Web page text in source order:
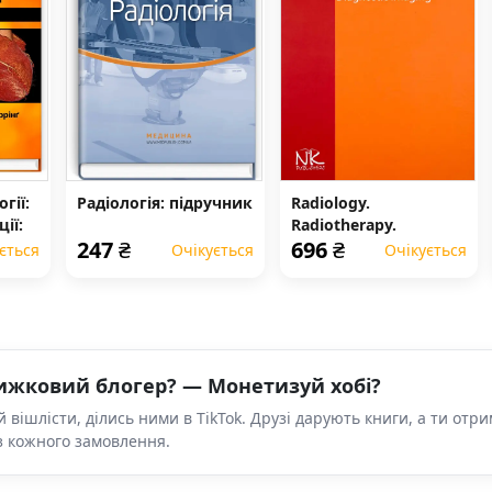
Радіологія: підручник
247₴ Очікується
Radiology.
Radiotherapy.
Diagnostic Imaging
696₴ Очікується
блогер? — Монетизуй хобі?
вішлісти, ділись ними в TikTok. Друзі дарують книги, а ти
кожного замовлення.